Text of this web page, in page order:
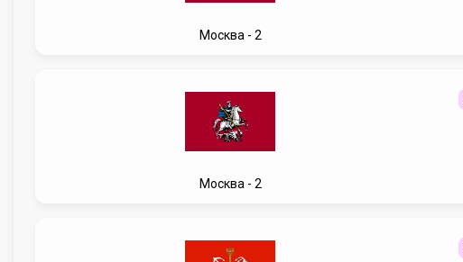
Москва - 2
Москва - 2